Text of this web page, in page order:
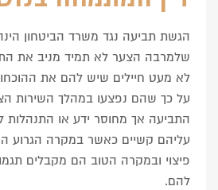
הגשת תביעה נגד משרד הביטחון
שלמרבה הצער לא תמיד מניב את
לא מעט חיילים שיש להם את
על כך שהם נפצעו במהלך השירות
התביעה אך מחוסר ידע או התנהלות
עליהם קשיים כאשר במקרה הגרוע
פיצוי ובמקרה הטוב הם מקבלים
להם.